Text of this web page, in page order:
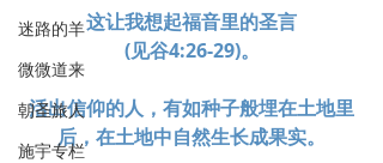
迷路的羊
微微道来
朝圣旅人
施宇专栏
这让我想起福音里的圣言
(见谷4:26-29)。
活出信仰的人，有如种子般埋在土地里
后，在土地中自然生长成果实。